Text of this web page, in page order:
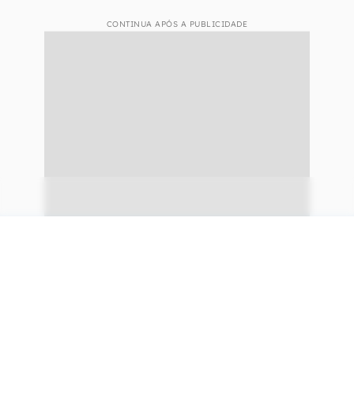
CONTINUA APÓS A PUBLICIDADE